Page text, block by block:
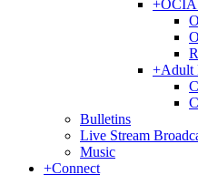
+OCIA
+Adult
Bulletins
Live Stream
Music
+Connect